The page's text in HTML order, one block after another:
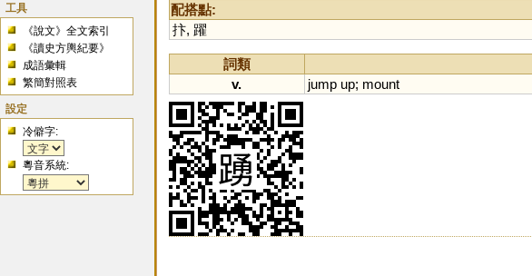
工具
《說文》全文索引
《讀史方輿紀要》
成語彙輯
繁簡對照表
設定
冷僻字:
粵音系統:
配搭點:
抃, 躍
詞類
v.
jump up; mount